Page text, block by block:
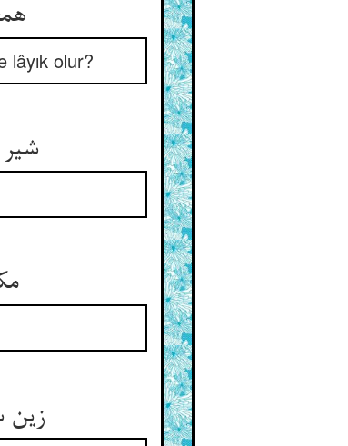
lâyık olur?
زین سپس من نشنوم آن دمدمه ** بانگ دیوان است و غولان آن همه‌‌